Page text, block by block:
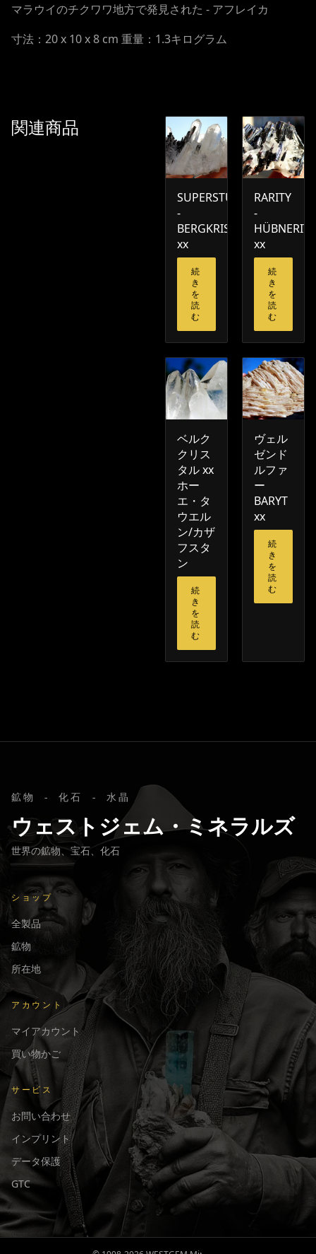
マラウイのチクワワ地方で発見された - アフレイカ
寸法：20 x 10 x 8 cm 重量：1.3キログラム
関連商品
SUPERSTUFE
-
BERGKRISTALL
xx
続
き
を
読
む
RARITY
-
HÜBNERIT
xx
続
き
を
読
む
ベルク
クリス
タル xx
ホー
エ・タ
ウエル
ン/カザ
フスタ
ン
続
き
を
読
む
ヴェル
ゼンド
ルファ
ー
BARYT
xx
続
き
を
読
む
鉱物 - 化石 - 水晶
ウェストジェム・ミネラルズ
世界の鉱物、宝石、化石
ショップ
全製品
鉱物
所在地
アカウント
マイアカウント
買い物かご
サービス
お問い合わせ
インプリント
データ保護
GTC
Deutsch
Français